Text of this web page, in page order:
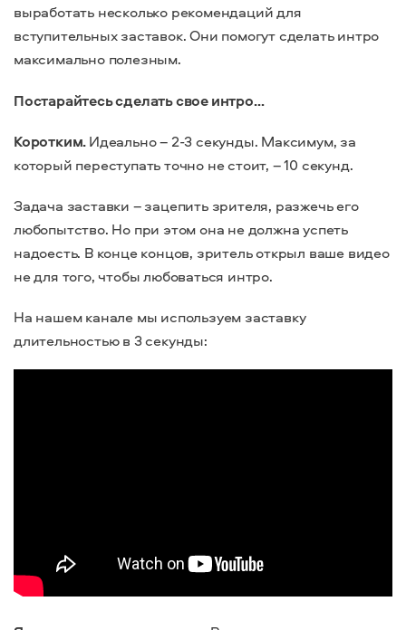
выработать несколько рекомендаций для
вступительных заставок. Они помогут сделать интро
максимально полезным.
Постарайтесь сделать свое интро…
Коротким.Идеально – 2-3 секунды. Максимум, за
который переступать точно не стоит, – 10 секунд.
Задача заставки – зацепить зрителя, разжечь его
любопытство. Но при этом она не должна успеть
надоесть. В конце концов, зритель открыл ваше видео
не для того, чтобы любоваться интро.
На нашем канале мы используем заставку
длительностью в 3 секунды: